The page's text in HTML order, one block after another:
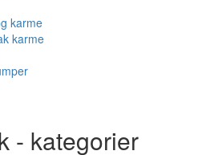
karme
karme
- kategorier